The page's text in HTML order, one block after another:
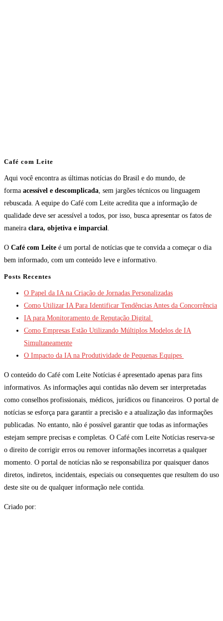
Café com Leite
Aqui você encontra as últimas notícias do Brasil e do mundo, de
forma acessível e descomplicada, sem jargões técnicos ou linguagem
rebuscada. A equipe do Café com Leite acredita que a informação de
qualidade deve ser acessível a todos, por isso, busca apresentar os fatos de
maneira clara, objetiva e imparcial.
O Café com Leite é um portal de notícias que te convida a começar o dia
bem informado, com um conteúdo leve e informativo.
Posts Recentes
O Papel da IA na Criação de Jornadas Personalizadas
Como Utilizar IA Para Identificar Tendências Antes da Concorrência
IA para Monitoramento de Reputação Digital
Como Empresas Estão Utilizando Múltiplos Modelos de IA
Simultaneamente
O Impacto da IA na Produtividade de Pequenas Equipes
O conteúdo do Café com Leite Notícias é apresentado apenas para fins
informativos. As informações aqui contidas não devem ser interpretadas
como conselhos profissionais, médicos, jurídicos ou financeiros. O portal de
notícias se esforça para garantir a precisão e a atualização das informações
publicadas. No entanto, não é possível garantir que todas as informações
estejam sempre precisas e completas. O Café com Leite Notícias reserva-se
o direito de corrigir erros ou remover informações incorretas a qualquer
momento. O portal de notícias não se responsabiliza por quaisquer danos
diretos, indiretos, incidentais, especiais ou consequentes que resultem do uso
deste site ou de qualquer informação nele contida.
Criado por: